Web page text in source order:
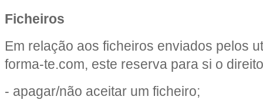
Ficheiros
Em relação aos ficheiros enviados pelos
forma-te.com, este reserva para si o
- apagar/não aceitar um ficheiro;